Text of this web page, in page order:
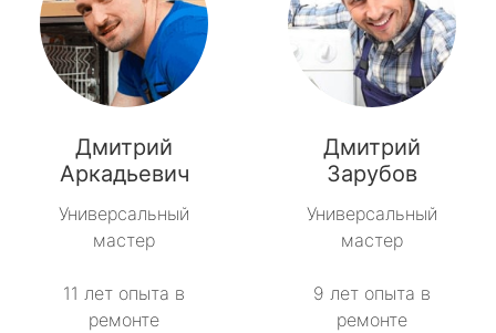
Дмитрий
Аркадьевич
Универсальный
мастер
11 лет опыта в
ремонте
Дмитрий
Зарубов
Универсальный
мастер
9 лет опыта в
ремонте